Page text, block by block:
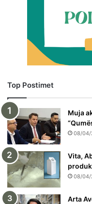
Top Postimet
Muja
08/04/
Vita,
08/04/
Arta